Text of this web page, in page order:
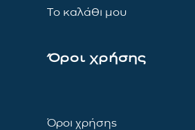
Το καλάθι μου
Όροι χρήσης
Όροι χρήσης